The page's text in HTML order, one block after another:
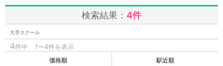
検索結果： 4件
大手スクール
4件中 1〜4件を表示
価格順 駅近順